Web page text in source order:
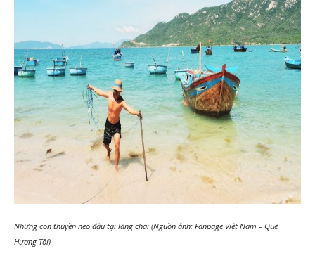
Những con thuyền neo đậu tại làng chài (Nguồn ảnh: Fanpage Việt Nam – Quê
Hương Tôi)